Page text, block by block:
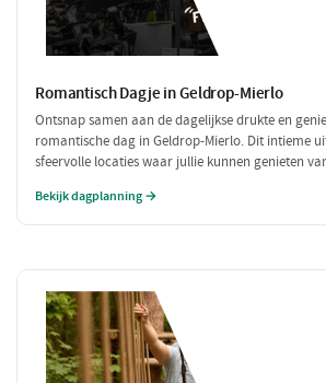
Romantisch Dagje in Geldrop-Mierlo
Ontsnap samen aan de dagelijkse drukte en
romantische dag in Geldrop-Mierlo. Dit intieme
sfeervolle locaties waar jullie kunnen genieten
de omgeving en elkaar.
Bekijk dagplanning →